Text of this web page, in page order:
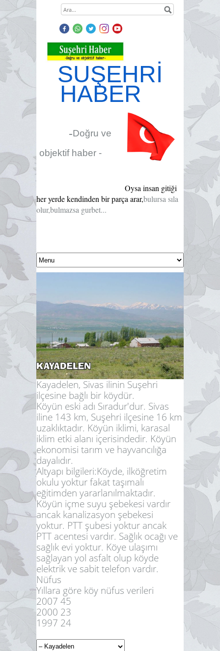
SUŞEHRİ
HABER
-Doğru ve
objektif haber -
Oysa insan gitiği
her yerde kendinden bir parça arar,bulursa sıla
olur,bulmazsa gurbet...
Kayadelen, Sivas ilinin Suşehri
ilçesine bağlı bir köydür.
Köyün eski adı Sıradur'dur. Sivas
iline 143 km, Suşehri ilçesine 16 km
uzaklıktadır. Köyün iklimi, karasal
iklim etki alanı içerisindedir. Köyün
ekonomisi tarım ve hayvancılığa
dayalıdır.
Altyapı bilgileri:Köyde, ilköğretim
okulu yoktur fakat taşımalı
eğitimden yararlanılmaktadır.
Köyün içme suyu şebekesi vardır
ancak kanalizasyon şebekesi
yoktur. PTT şubesi yoktur ancak
PTT acentesi vardır. Sağlık ocağı ve
sağlık evi yoktur. Köye ulaşımı
sağlayan yol asfalt olup köyde
elektrik ve sabit telefon vardır.
Nüfus
Yıllara göre köy nüfus verileri
2007 45
2000 23
1997 24